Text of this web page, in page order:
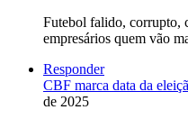
Futebol falido,
empresários quem vão
Responder
CBF marca data da
de 2025